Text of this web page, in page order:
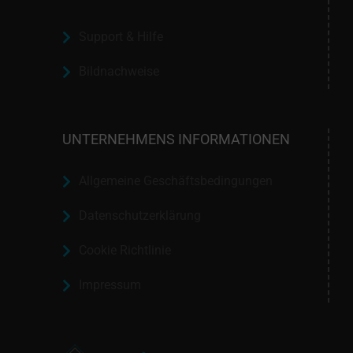
UNTERNEHMENS INFORMATIONEN